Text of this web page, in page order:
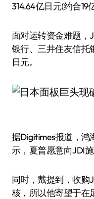
314.64亿日元(约合19
面对运转资金难题，
银行、三井住友信托
日元。
据Digitimes报道，鸿
示，夏普愿意向JDI施
同时，戴提到，收购
核，所以他寄望于在